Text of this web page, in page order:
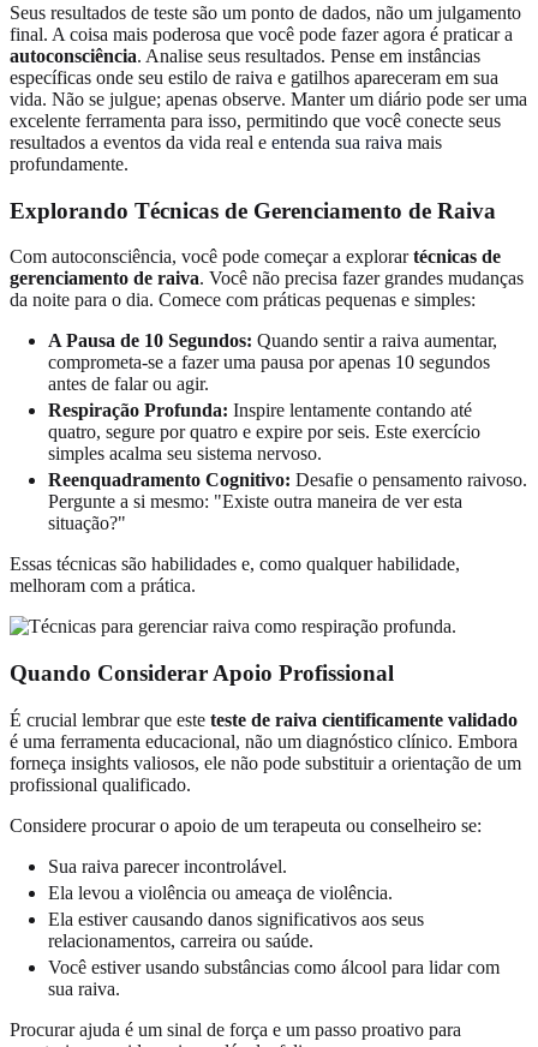
Seus resultados de teste são um ponto de dados, não um julgamento
final. A coisa mais poderosa que você pode fazer agora é praticar a
autoconsciência. Analise seus resultados. Pense em instâncias
específicas onde seu estilo de raiva e gatilhos apareceram em sua
vida. Não se julgue; apenas observe. Manter um diário pode ser uma
excelente ferramenta para isso, permitindo que você conecte seus
resultados a eventos da vida real e entenda sua raiva mais
profundamente.
Explorando Técnicas de Gerenciamento de Raiva
Com autoconsciência, você pode começar a explorartécnicas de
gerenciamento de raiva. Você não precisa fazer grandes mudanças
da noite para o dia. Comece com práticas pequenas e simples:
A Pausa de 10 Segundos: Quando sentir a raiva aumentar,
comprometa-se a fazer uma pausa por apenas 10 segundos
antes de falar ou agir.
Respiração Profunda: Inspire lentamente contando até
quatro, segure por quatro e expire por seis. Este exercício
simples acalma seu sistema nervoso.
Reenquadramento Cognitivo: Desafie o pensamento raivoso.
Pergunte a si mesmo: "Existe outra maneira de ver esta
situação?"
Essas técnicas são habilidades e, como qualquer habilidade,
melhoram com a prática.
Quando Considerar Apoio Profissional
É crucial lembrar que este teste de raiva cientificamente validado
é uma ferramenta educacional, não um diagnóstico clínico. Embora
forneça insights valiosos, ele não pode substituir a orientação de um
profissional qualificado.
Considere procurar o apoio de um terapeuta ou conselheiro se:
Sua raiva parecer incontrolável.
Ela levou a violência ou ameaça de violência.
Ela estiver causando danos significativos aos seus
relacionamentos, carreira ou saúde.
Você estiver usando substâncias como álcool para lidar com
sua raiva.
Procurar ajuda é um sinal de força e um passo proativo para